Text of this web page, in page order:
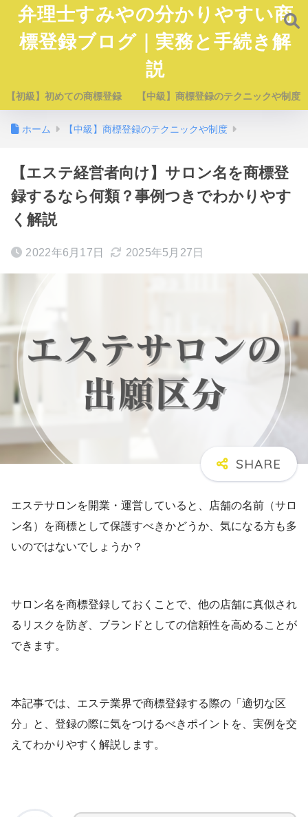
弁理士すみやの分かりやすい商
標登録ブログ｜実務と手続き解
説
【初級】初めての商標登録 【中級】商標登録のテクニックや制度
ホーム 【中級】商標登録のテクニックや制度
【エステ経営者向け】サロン名を商標登
録するなら何類？事例つきでわかりやす
く解説
2022年6月17日 2025年5月27日
エステサロンを開業・運営していると、店舗の名前（サロ
ン名）を商標として保護すべきかどうか、気になる方も多
いのではないでしょうか？
サロン名を商標登録しておくことで、他の店舗に真似され
るリスクを防ぎ、ブランドとしての信頼性を高めることが
できます。
本記事では、エステ業界で商標登録する際の「適切な区
分」と、登録の際に気をつけるべきポイントを、実例を交
えてわかりやすく解説します。